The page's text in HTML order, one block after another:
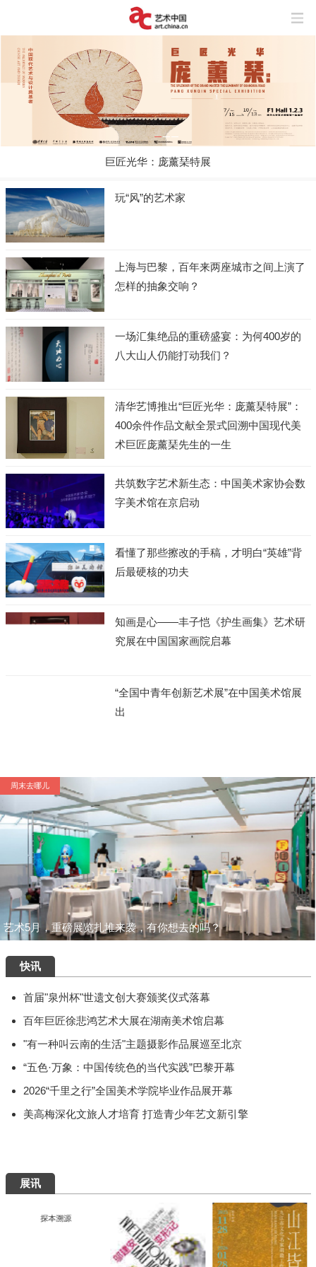
巨匠光华：庞薰琹特展
玩“风”的艺术家
上海与巴黎，百年来两座城市之间上演了
怎样的抽象交响？
一场汇集绝品的重磅盛宴：为何400岁的
八大山人仍能打动我们？
清华艺博推出“巨匠光华：庞薰琹特展”：
400余件作品文献全景式回溯中国现代美
术巨匠庞薰琹先生的一生
共筑数字艺术新生态：中国美术家协会数
字美术馆在京启动
看懂了那些擦改的手稿，才明白“英雄”背
后最硬核的功夫
知画是心——丰子恺《护生画集》艺术研
究展在中国国家画院启幕
“全国中青年创新艺术展”在中国美术馆展
出
艺术5月，重磅展览扎堆来袭，有你想去的吗？
首届"泉州杯"世遗文创大赛颁奖仪式落幕
百年巨匠徐悲鸿艺术大展在湖南美术馆启幕
"有一种叫云南的生活"主题摄影作品展巡至北京
“五色·万象：中国传统色的当代实践”巴黎开幕
2026“千里之行”全国美术学院毕业作品展开幕